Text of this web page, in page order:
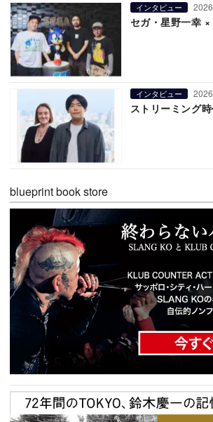
インタビュー
セガ・星野一幸
インタビュー
ストリーミング
blueprint book store